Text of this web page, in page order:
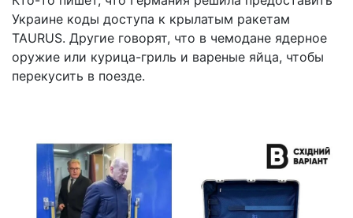
Украине коды доступа к крылатым ракетам
TAURUS. Другие говорят, что в чемодане ядерное
оружие или курица-гриль и вареные яйца, чтобы
перекусить в поезде.